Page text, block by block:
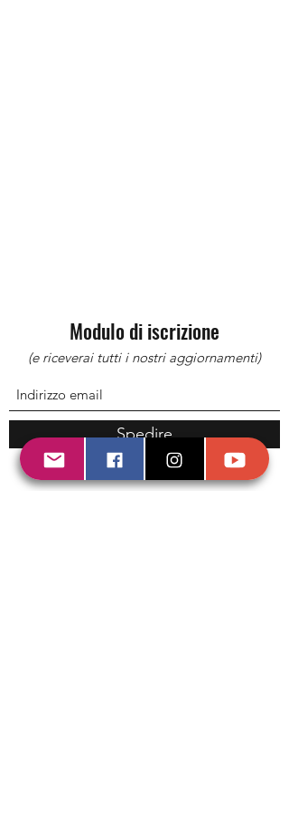
Modulo di iscrizione
(e riceverai tutti i nostri aggiornamenti)
Spedire